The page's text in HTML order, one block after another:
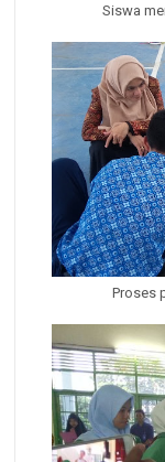
Siswa
Proses